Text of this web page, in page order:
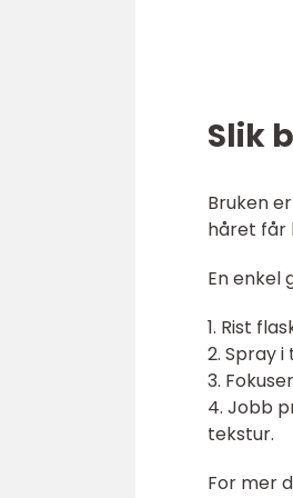
Slik
Bruken
håret får
En enkel
1. Rist
2. Spray
3.
4. Jobb
tekstur.
For mer